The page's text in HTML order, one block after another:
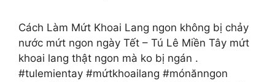
Cách Làm Mứt Khoai Lang ngon không bị chảy
nước mứt ngon ngày Tết – Tú Lê Miền Tây mứt
khoai lang thật ngon mà ko bị ngán .
#tulemientay #mứtkhoailang #mónănngon